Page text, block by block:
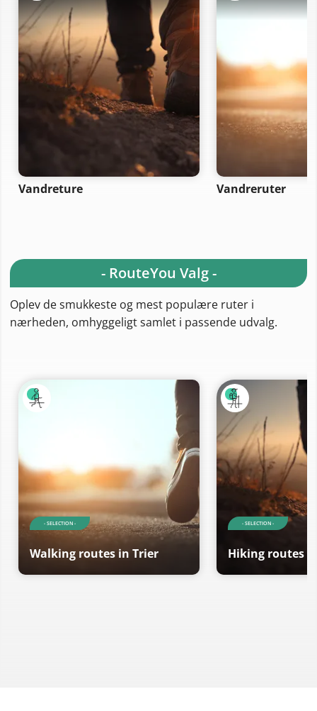
Vandreture Vandreruter
- RouteYou Valg -
Oplev de smukkeste og mest populære ruter i
nærheden, omhyggeligt samlet i passende udvalg.
- SELECTION -
Walking routes in Trier
- SELECTION -
Hiking routes